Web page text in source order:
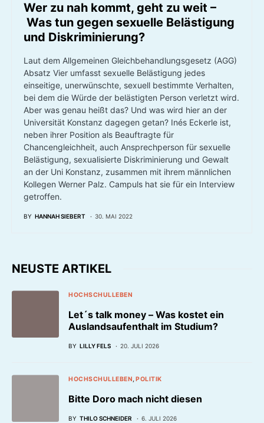
Wer zu nah kommt, geht zu weit –
Was tun gegen sexuelle Belästigung
und Diskriminierung?
Laut dem Allgemeinen Gleichbehandlungsgesetz (AGG)
Absatz Vier umfasst sexuelle Belästigung jedes
einseitige, unerwünschte, sexuell bestimmte Verhalten,
bei dem die Würde der belästigten Person verletzt wird.
Aber was genau heißt das? Und was wird hier an der
Universität Konstanz dagegen getan? Inés Eckerle ist,
neben ihrer Position als Beauftragte für
Chancengleichheit, auch Ansprechperson für sexuelle
Belästigung, sexualisierte Diskriminierung und Gewalt
an der Uni Konstanz, zusammen mit ihrem männlichen
Kollegen Werner Palz. Campuls hat sie für ein Interview
getroffen.
BY HANNAH SIEBERT 30. MAI 2022
NEUSTE ARTIKEL
HOCHSCHULLEBEN
Let´s talk money – Was kostet ein
Auslandsaufenthalt im Studium?
BY LILLY FELS 20. JULI 2026
HOCHSCHULLEBEN POLITIK
Bitte Doro mach nicht diesen
BY THILO SCHNEIDER 6. JULI 2026